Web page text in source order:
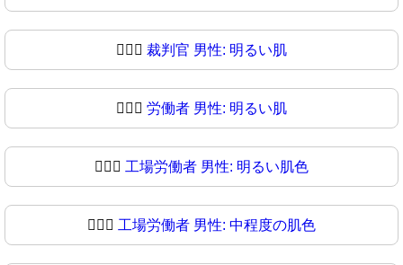
👨🏻‍⚖️ 裁判官 男性: 明るい肌
👨🏻‍⚖ 労働者 男性: 明るい肌
👨🏼‍⚖️ 工場労働者 男性: 明るい肌色
👨🏼‍⚖ 工場労働者 男性: 中程度の肌色